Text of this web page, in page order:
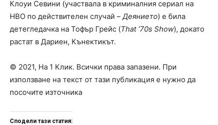
Клоуи Севини (участвала в криминалния сериал на
HBO по действителен случай – Деянието) е била
детегледачка на Тофър Грейс (That ’70s Show), докато
растат в Дариен, Кънектикът.
© 2021, На 1 Клик. Всички права запазени. При
използване на текст от тази публикация е нужно да
посочите източника
Сподели тази статия: